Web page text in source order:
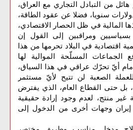
من التبادل التجاري مع العراق،
سنويا، فضلا عن عقود الطاقة،
المالية في ظل الحصار الاقتصادي،
ومراقبين إلى القول إن
اقتصادية في البلاد تحرمها من هذا
الجماعات المسلّحة الموالية لها
أيّ تحرّك عراقي في هذا السياق،
الصعبة لن تتيح لأيّ مستثمر
بل حتى القطاع العام، الذي يفترض
غير منتج، لعدم وجود إرادة حقيقية
إيران وجهات أخرى من الدخول إلى